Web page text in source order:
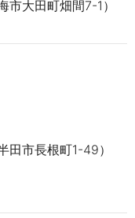
大田町畑間7-1）
市長根町1-49）